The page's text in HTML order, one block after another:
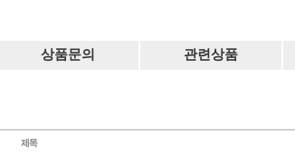
상품문의 관련상품